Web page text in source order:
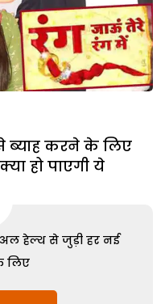
ब्याह करने के लिए
हो पाएगी ये
हेल्थ से जुड़ी हर नई
लिए